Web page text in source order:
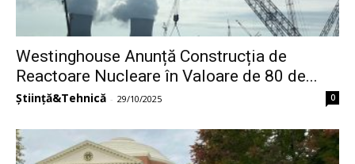
Westinghouse Anunță Construcția de
Reactoare Nucleare în Valoare de 80 de...
Știință&Tehnică - 29/10/2025 0